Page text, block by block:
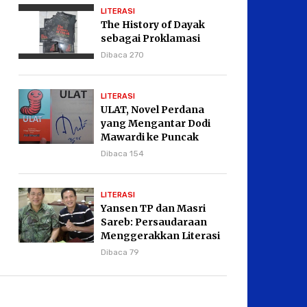
LITERASI
The History of Dayak
sebagai Proklamasi
Dibaca 270
LITERASI
ULAT, Novel Perdana
yang Mengantar Dodi
Mawardi ke Puncak
Karier Kepenulisan
Dibaca 154
LITERASI
Yansen TP dan Masri
Sareb: Persaudaraan
Menggerakkan Literasi
Borneo
Dibaca 79